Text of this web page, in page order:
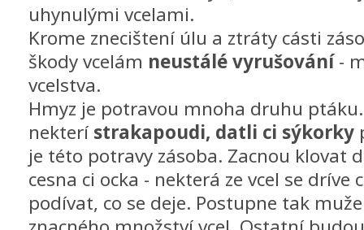
uhynulými vcelami.
Krome znecištení úlu a ztráty cásti
škody vcelám neustálé vyrušování-
vcelstva.
Hmyz je potravou mnoha druhu
nekterí strakapoudi, datli ci sýkorky
je této potravy zásoba. Zacnou klovat
cesna ci ocka - nekterá ze vcel se dríve
podívat, co se deje. Postupne tak